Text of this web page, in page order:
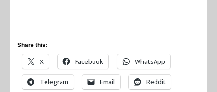
Share this:
X Facebook WhatsApp
Telegram Email Reddit